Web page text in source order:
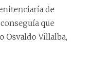
de
que
Osvaldo Villalba,